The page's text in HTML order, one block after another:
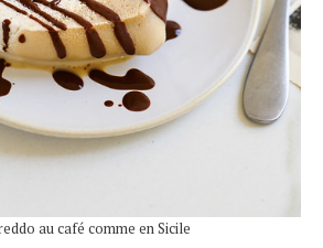
au café comme en Sicile